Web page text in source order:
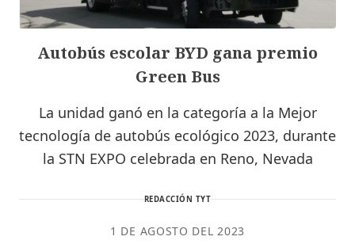
Autobús escolar BYD gana premio
Green Bus
La unidad ganó en la categoría a la Mejor
tecnología de autobús ecológico 2023, durante
la STN EXPO celebrada en Reno, Nevada
REDACCIÓN TYT
1 DE AGOSTO DEL 2023